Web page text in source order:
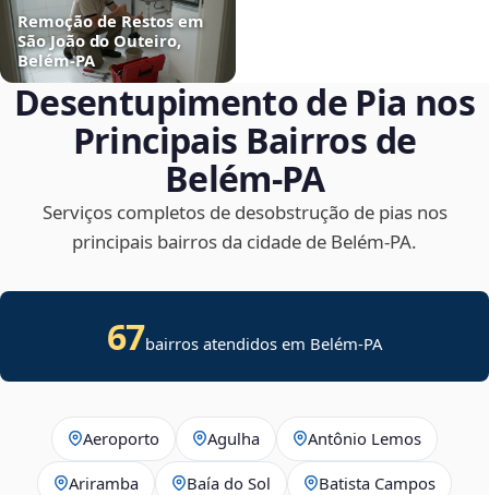
Remoção de Restos em
São João do Outeiro,
Belém‑PA
Desentupimento de Pia nos
Principais Bairros de
Belém‑PA
Serviços completos de desobstrução de pias nos
principais bairros da cidade de Belém‑PA.
67bairros atendidos em Belém-PA
Aeroporto Agulha Antônio Lemos
Ariramba Baía do Sol Batista Campos